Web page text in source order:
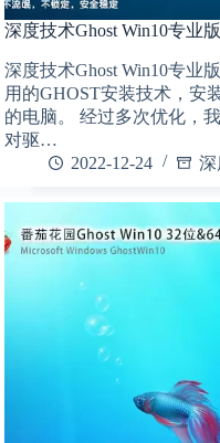
深度技术Ghost Win10专业
深度技术Ghost Win10专业
用的GHOST安装技术，安
的电脑。 经过多次优化，
对驱…
2022-12-24
深